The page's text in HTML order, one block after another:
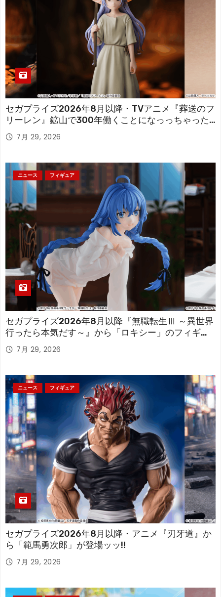
セガプライズ2026年8月以降・TVアニメ『葬送のフ
リーレン』鉱山で300年働くことになっっちゃった
「フリーレン」を立体化！
7月 29, 2026
ニュース フィギュア
セガプライズ2026年8月以降『無職転生Ⅲ ～異世界
行ったら本気だす～』から「ロキシー」のフィギュ
アが登場！
7月 29, 2026
ニュース フィギュア
セガプライズ2026年8月以降・アニメ『刃牙道』か
ら「範馬勇次郎」が登場ッッ!!
7月 29, 2026